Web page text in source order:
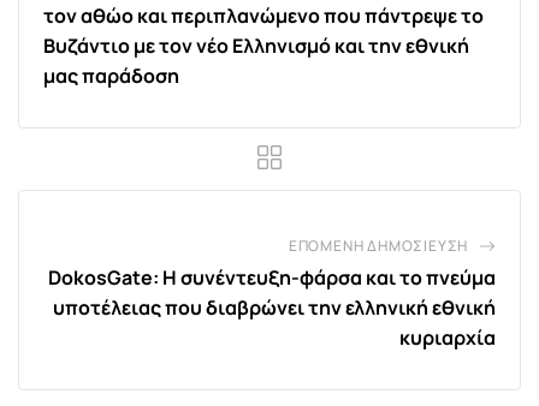
τον αθώο και περιπλανώμενο που πάντρεψε το
Βυζάντιο με τον νέο Ελληνισμό και την εθνική
μας παράδοση
ΕΠΌΜΕΝΗ ΔΗΜΟΣΊΕΥΣΗ
DokosGate: Η συνέντευξη-φάρσα και το πνεύμα
υποτέλειας που διαβρώνει την ελληνική εθνική
κυριαρχία